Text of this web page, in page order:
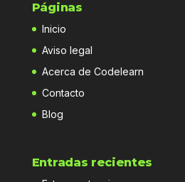
Páginas
Inicio
Aviso legal
Acerca de Codelearn
Contacto
Blog
Entradas recientes